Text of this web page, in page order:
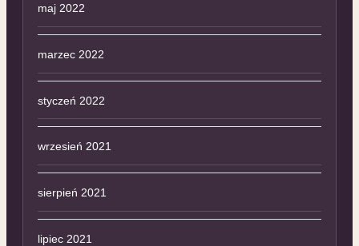
maj 2022
marzec 2022
styczeń 2022
wrzesień 2021
sierpień 2021
lipiec 2021